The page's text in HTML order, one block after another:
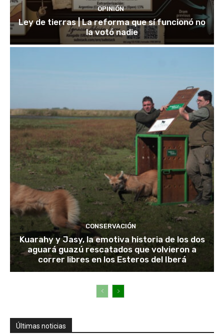
OPINIÓN
Ley de tierras | La reforma que sí funcionó no
la votó nadie
CONSERVACIÓN
Kuarahy y Jasy, la emotiva historia de los dos
aguará guazú rescatados que volvieron a
correr libres en los Esteros del Iberá
Últimas noticias